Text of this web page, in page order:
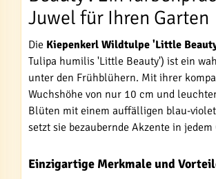
Juwel für Ihren Garten
Die Kiepenkerl Wildtulpe 'Little
Tulipa humilis 'Little Beauty') ist ein
unter den Frühblühern. Mit ihrer
Wuchshöhe von nur 10 cm und
Blüten mit einem auffälligen blau-
setzt sie bezaubernde Akzente in jedem
Einzigartige Merkmale und